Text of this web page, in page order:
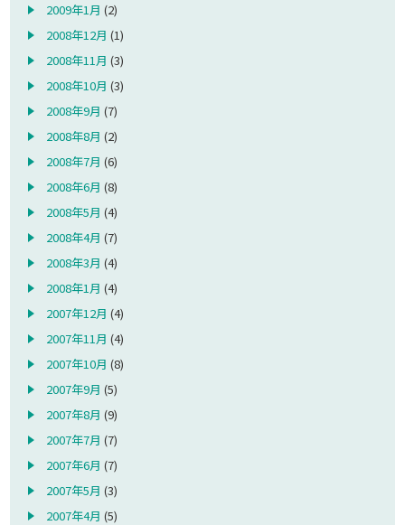
2009年1月 (2)
2008年12月 (1)
2008年11月 (3)
2008年10月 (3)
2008年9月 (7)
2008年8月 (2)
2008年7月 (6)
2008年6月 (8)
2008年5月 (4)
2008年4月 (7)
2008年3月 (4)
2008年1月 (4)
2007年12月 (4)
2007年11月 (4)
2007年10月 (8)
2007年9月 (5)
2007年8月 (9)
2007年7月 (7)
2007年6月 (7)
2007年5月 (3)
2007年4月 (5)